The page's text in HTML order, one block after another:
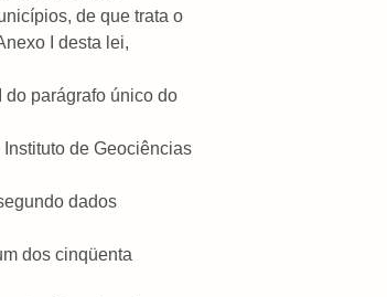
de que trata o
I desta lei,
do parágrafo único do
de Geociências
dados
dos cinqüenta